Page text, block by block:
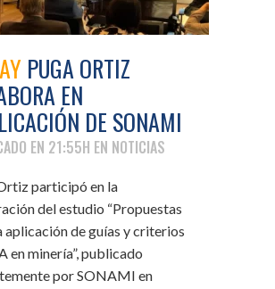
PUGA ORTIZ
EN
DE SONAMI
EN 21:55H EN NOTICIAS
participó en la
del estudio “Propuestas
aplicación de guías y criterios
en minería”, publicado
por SONAMI en